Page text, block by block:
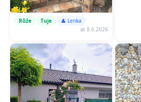
Růže Tuje
👤 Lenka
📅 8.6.2026